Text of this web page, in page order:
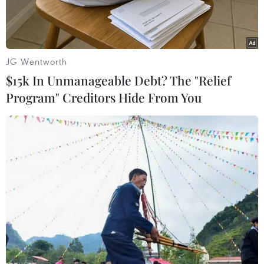
dụng.
(Nguồn: Spaceleer)
Cơ quan kiểm toán quốc gia Liên bang
Nga thông báo đã phát hiện nhiều bất thường
trong hoạt động tài chính của Cơ quan Vũ trụ
Liên bang Nga (Roscosmos) với số tiền bị thất
JG Wentworth
$15k In Unmanageable Debt? The "Relief
Program" Creditors Hide From You